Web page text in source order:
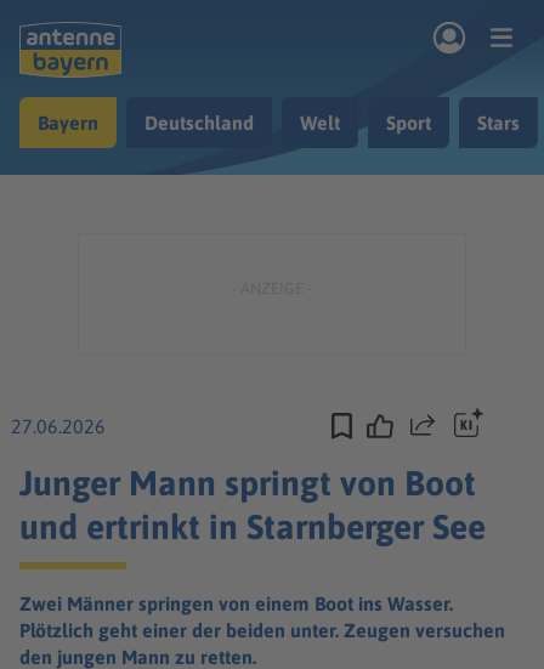
Musik & Radio
Bayern Deutschland Welt Sport Stars
27.06.2026 Teilen
Junger Mann springt von Boot
und ertrinkt in Starnberger See
Zwei Männer springen von einem Boot ins Wasser.
Plötzlich geht einer der beiden unter. Zeugen versuchen
den jungen Mann zu retten.